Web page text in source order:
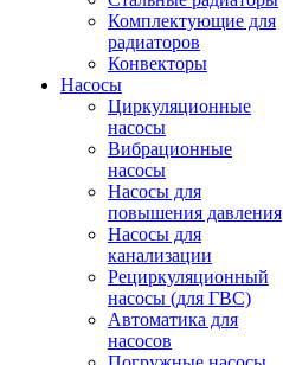
Комплектующие для
радиаторов
Конвекторы
Насосы
Циркуляционные
насосы
Вибрационные
насосы
Насосы для
повышения давления
Насосы для
канализации
Рециркуляционный
насосы (для ГВС)
Автоматика для
насосов